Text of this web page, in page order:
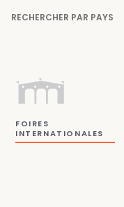
RECHERCHER PAR PAYS
FOIRES
INTERNATIONALES